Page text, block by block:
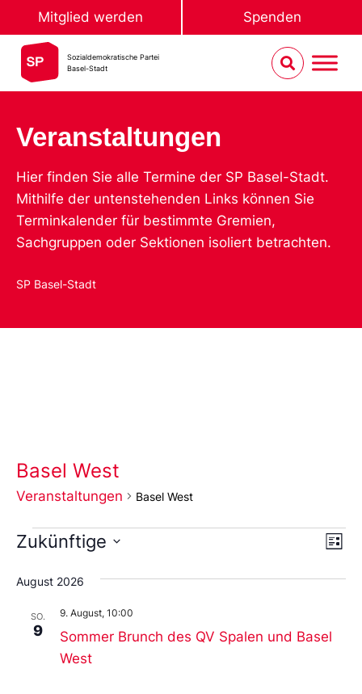
Mitglied werden Spenden
Sozialdemokratische Partei
Basel-Stadt
Veranstaltungen
Hier finden Sie alle Termine der SP Basel-Stadt.
Mithilfe der untenstehenden Links können Sie
Terminkalender für bestimmte Gremien,
Sachgruppen oder Sektionen isoliert betrachten.
SP Basel-Stadt
Basel West
Veranstaltungen Basel West
Liste
Zukünftige
Sie
das
aus.
August 2026
SO.
9
Sommer Brunch des QV Spalen und Basel
West
9. August, 10:00